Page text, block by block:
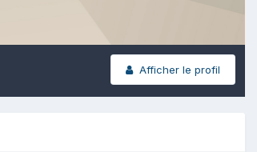
Afficher le profil